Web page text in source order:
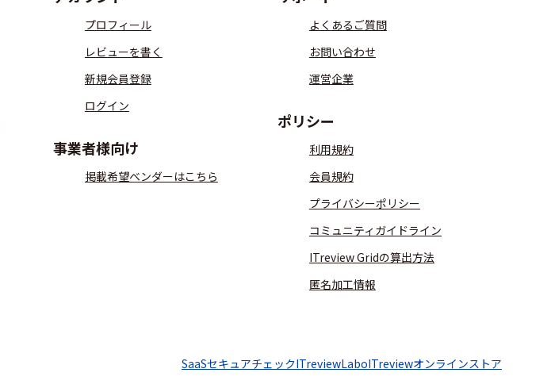
プロフィール
レビューを書く
新規会員登録
ログイン
事業者様向け
掲載希望ベンダーはこちら
よくあるご質問
お問い合わせ
運営企業
ポリシー
利用規約
会員規約
プライバシーポリシー
コミュニティガイドライン
ITreview Gridの算出方法
匿名加工情報
SaaSセキュアチェックITreviewLaboITreviewオンラインストア